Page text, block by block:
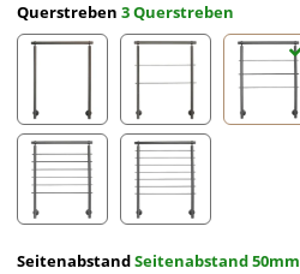
Querstreben 3 Querstreben
ohne Querstreben2 Querstreben
SeitenabstandSeitenabstand 50mm